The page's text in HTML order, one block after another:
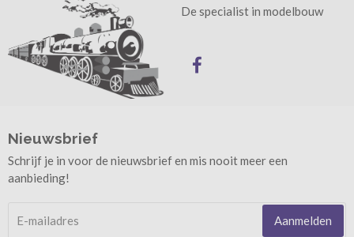
De specialist in modelbouw
Nieuwsbrief
Schrijf je in voor de nieuwsbrief en mis nooit meer een
aanbieding!
Aanmelden